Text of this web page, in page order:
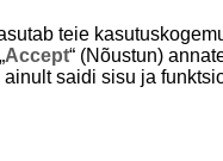
teie
Accept“ (Nõustun)
saidi sisu ja